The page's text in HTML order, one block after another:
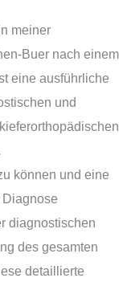
meiner
Buer nach einem
eine ausführliche
und
können und eine
diagnostischen
des gesamten
detaillierte